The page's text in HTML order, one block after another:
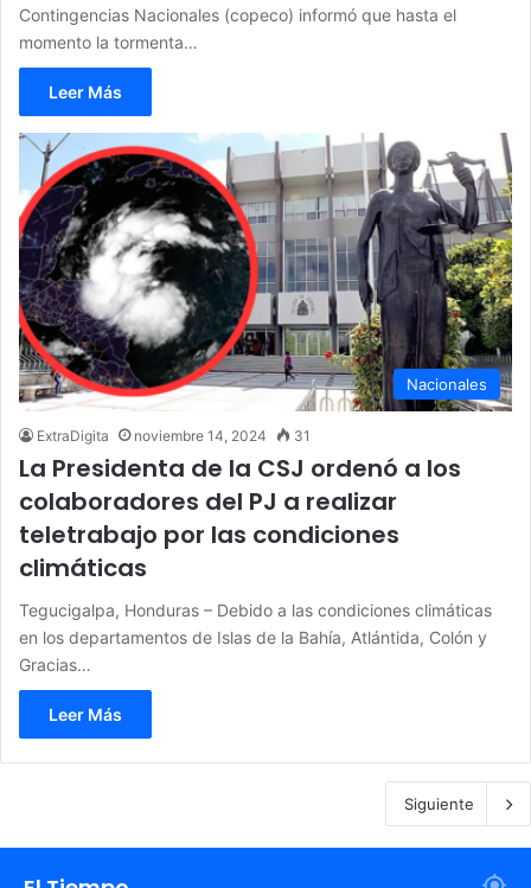
Contingencias Nacionales (copeco) informó que hasta el
momento la tormenta…
Leer Más
Nacionales
ExtraDigita noviembre 14, 2024 31
La Presidenta de la CSJ ordenó a los
colaboradores del PJ a realizar
teletrabajo por las condiciones
climáticas
Tegucigalpa, Honduras – Debido a las condiciones climáticas
en los departamentos de Islas de la Bahía, Atlántida, Colón y
Gracias…
Leer Más
Siguiente